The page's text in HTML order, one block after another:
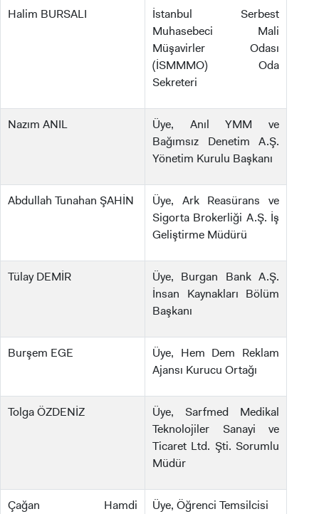
Halim BURSALI
İstanbul Serbest
Muhasebeci Mali
Müşavirler Odası
(İSMMMO) Oda
Sekreteri
Nazım ANIL
Üye, Anıl YMM ve
Bağımsız Denetim A.Ş.
Yönetim Kurulu Başkanı
Abdullah Tunahan ŞAHİN
Üye, Ark Reasürans ve
Sigorta Brokerliği A.Ş. İş
Geliştirme Müdürü
Tülay DEMİR
Üye, Burgan Bank A.Ş.
İnsan Kaynakları Bölüm
Başkanı
Burşem EGE
Üye, Hem Dem Reklam
Ajansı Kurucu Ortağı
Tolga ÖZDENİZ
Üye, Sarfmed Medikal
Teknolojiler Sanayi ve
Ticaret Ltd. Şti. Sorumlu
Müdür
Çağan Hamdi
Üye, Öğrenci Temsilcisi